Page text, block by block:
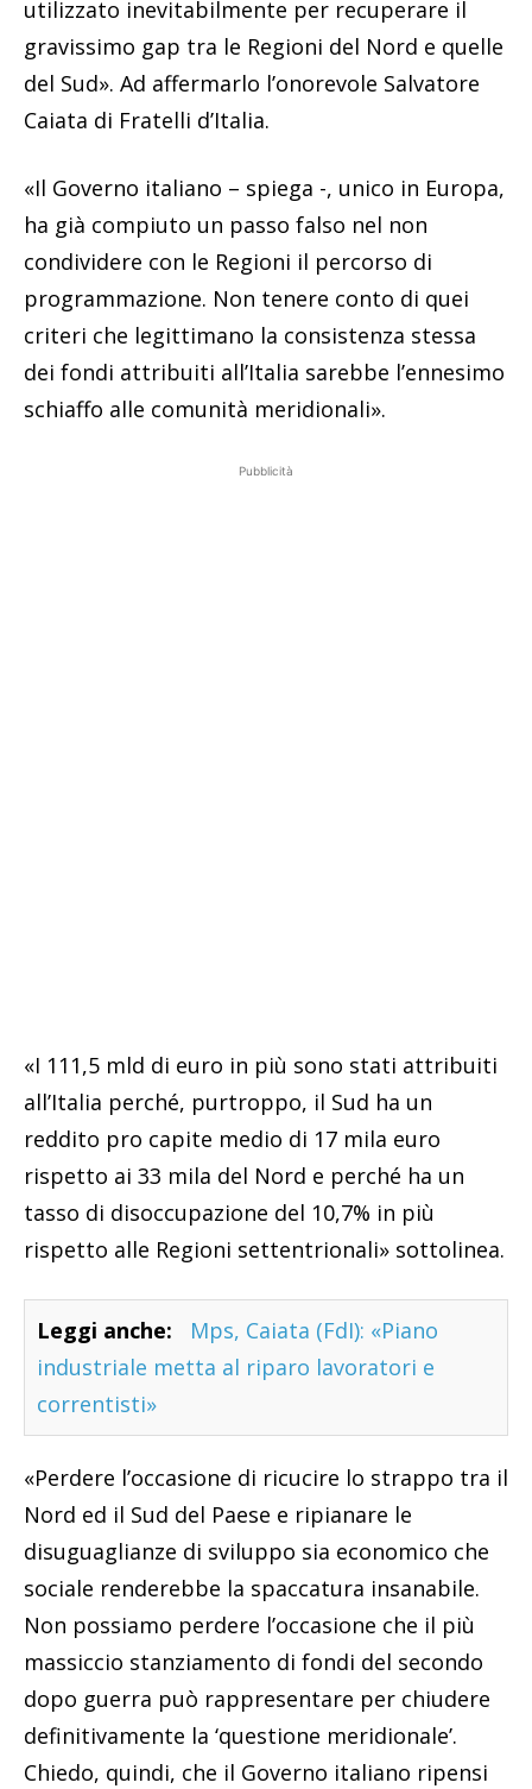
utilizzato inevitabilmente per recuperare il
gravissimo gap tra le Regioni del Nord e quelle
del Sud». Ad affermarlo l’onorevole Salvatore
Caiata di Fratelli d’Italia.
«Il Governo italiano – spiega -, unico in Europa,
ha già compiuto un passo falso nel non
condividere con le Regioni il percorso di
programmazione. Non tenere conto di quei
criteri che legittimano la consistenza stessa
dei fondi attribuiti all’Italia sarebbe l’ennesimo
schiaffo alle comunità meridionali».
Pubblicità
«I 111,5 mld di euro in più sono stati attribuiti
all’Italia perché, purtroppo, il Sud ha un
reddito pro capite medio di 17 mila euro
rispetto ai 33 mila del Nord e perché ha un
tasso di disoccupazione del 10,7% in più
rispetto alle Regioni settentrionali» sottolinea.
Leggi anche:
Mps, Caiata (FdI): «Piano
industriale metta al riparo lavoratori e
correntisti»
«Perdere l’occasione di ricucire lo strappo tra il
Nord ed il Sud del Paese e ripianare le
disuguaglianze di sviluppo sia economico che
sociale renderebbe la spaccatura insanabile.
Non possiamo perdere l’occasione che il più
massiccio stanziamento di fondi del secondo
dopo guerra può rappresentare per chiudere
definitivamente la ‘questione meridionale’.
Chiedo, quindi, che il Governo italiano ripensi